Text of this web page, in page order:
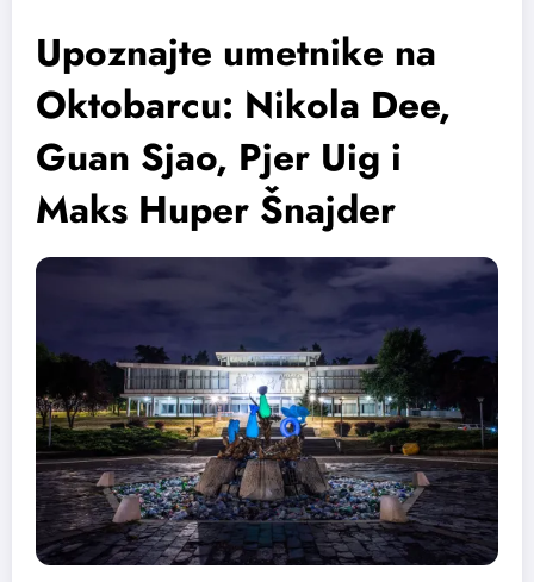
Upoznajte umetnike na
Oktobarcu: Nikola Dee,
Guan Sjao, Pjer Uig i
Maks Huper Šnajder